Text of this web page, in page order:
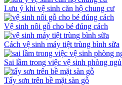
Lưu ý khi vệ sinh căn hộ chung cư
Vệ sinh nôi gỗ cho bé đúng cách
Cách vệ sinh máy tiệt trùng bình sữa
Sai lầm trong việc vệ sinh phòng ngủ
Tẩy sơn trên bề mặt sàn gỗ